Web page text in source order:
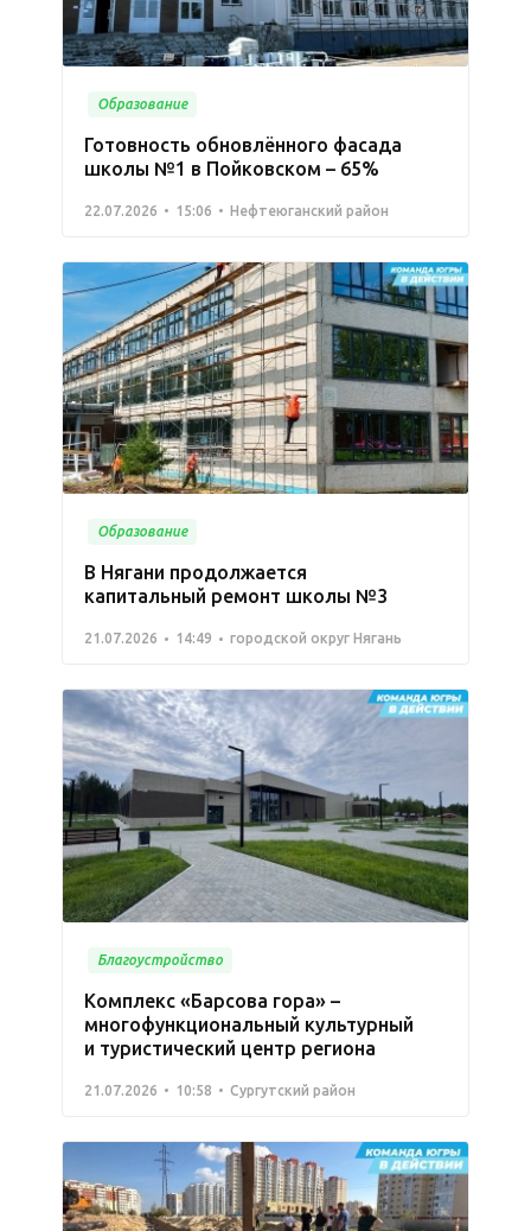
Образование
Готовность обновлённого фасада
школы №1 в Пойковском – 65%
22.07.2026 15:06 Нефтеюганский район
Образование
В Нягани продолжается
капитальный ремонт школы №3
21.07.2026 14:49 городской округ Нягань
Благоустройство
Комплекс «Барсова гора» –
многофункциональный культурный
и туристический центр региона
21.07.2026 10:58 Сургутский район